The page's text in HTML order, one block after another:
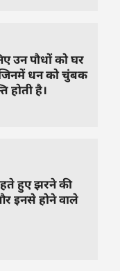
उन पौधों को घर
धन को चुंबक
होती है।
हुए झरने की
इनसे होने वाले